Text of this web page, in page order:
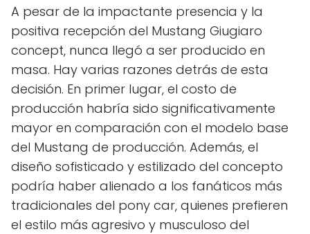
A pesar de la impactante presencia y la
positiva recepción del Mustang Giugiaro
concept, nunca llegó a ser producido en
masa. Hay varias razones detrás de esta
decisión. En primer lugar, el costo de
producción habría sido significativamente
mayor en comparación con el modelo base
del Mustang de producción. Además, el
diseño sofisticado y estilizado del concepto
podría haber alienado a los fanáticos más
tradicionales del pony car, quienes prefieren
el estilo más agresivo y musculoso del